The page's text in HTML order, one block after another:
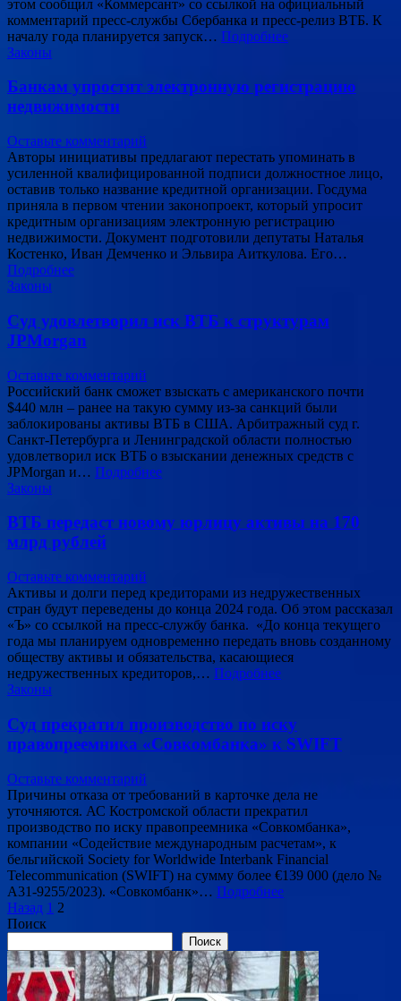
этом сообщил «Коммерсант» со ссылкой на официальный
комментарий пресс-службы Сбербанка и пресс-релиз ВТБ. К
началу года планируется запуск… Подробнее
Законы
Банкам упростят электронную регистрацию
недвижимости
Оставьте комментарий
Авторы инициативы предлагают перестать упоминать в
усиленной квалифицированной подписи должностное лицо,
оставив только название кредитной организации. Госдума
приняла в первом чтении законопроект, который упросит
кредитным организациям электронную регистрацию
недвижимости. Документ подготовили депутаты Наталья
Костенко, Иван Демченко и Эльвира Аиткулова. Его…
Подробнее
Законы
Суд удовлетворил иск ВТБ к структурам
JPMorgan
Оставьте комментарий
Российский банк сможет взыскать с американского почти
$440 млн – ранее на такую сумму из-за санкций были
заблокированы активы ВТБ в США. Арбитражный суд г.
Санкт-Петербурга и Ленинградской области полностью
удовлетворил иск ВТБ о взыскании денежных средств с
JPMorgan и… Подробнее
Законы
ВТБ передаст новому юрлицу активы на 170
млрд рублей
Оставьте комментарий
Активы и долги перед кредиторами из недружественных
стран будут переведены до конца 2024 года. Об этом рассказал
«Ъ» со ссылкой на пресс-службу банка. «До конца текущего
года мы планируем одновременно передать вновь созданному
обществу активы и обязательства, касающиеся
недружественных кредиторов,… Подробнее
Законы
Суд прекратил производство по иску
правопреемника «Совкомбанка» к SWIFT
Оставьте комментарий
Причины отказа от требований в карточке дела не
уточняются. АС Костромской области прекратил
производство по иску правопреемника «Совкомбанка»,
компании «Содействие международным расчетам», к
бельгийской Society for Worldwide Interbank Financial
Telecommunication (SWIFT) на сумму более €139 000 (дело №
А31-9255/2023). «Совкомбанк»… Подробнее
Пагинация
записей
Назад 1 2
Поиск
Поиск